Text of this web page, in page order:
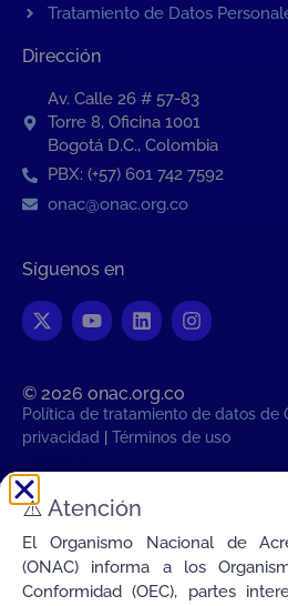
Tratamiento de Datos
Dirección
Av. Calle 26 # 57-83
Torre 8, Oficina 1001
Bogotá D.C., Colombia
PBX: (+57) 601 742 7592
onac@onac.org.co
Síguenos en
© 2026 onac.org.co​
Política de tratamiento de datos de
privacidad
Términos de uso
Lun, 10 de Agosto de
Conectamos la Calidad de
⚠️ Atención
El Organismo Nacional de
(ONAC) informa a los
Conformidad (OEC), partes